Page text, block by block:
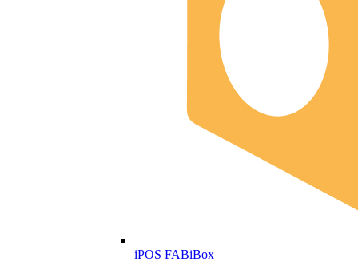
iPOS FABiBox